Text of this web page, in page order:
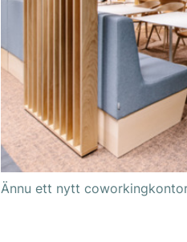
Ännu ett nytt